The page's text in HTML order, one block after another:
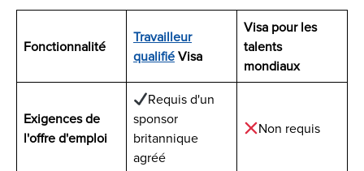
Fonctionnalité
Travailleur
qualifiéVisa
Visa pour les
talents
mondiaux
Exigences de
l'offre d'emploi
Requis d'un
sponsor
britannique
agréé
Non requis